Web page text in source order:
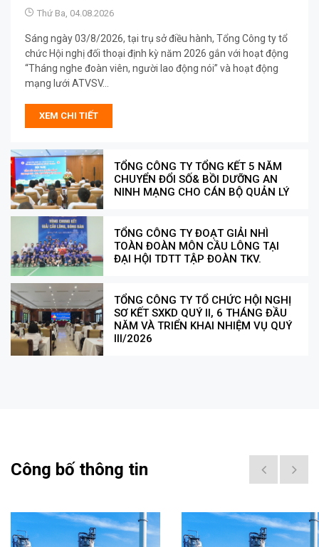
Thứ Ba, 04.08.2026
Sáng ngày 03/8/2026, tại trụ sở điều hành, Tổng Công ty tổ
chức Hội nghị đối thoại định kỳ năm 2026 gắn với hoạt động
“Tháng nghe đoàn viên, người lao động nói” và hoạt động
mạng lưới ATVSV...
XEM CHI TIẾT
TỔNG CÔNG TY TỔNG KẾT 5 NĂM
CHUYỂN ĐỔI SỐ& BỒI DƯỠNG AN
NINH MẠNG CHO CÁN BỘ QUẢN LÝ
TỔNG CÔNG TY ĐOẠT GIẢI NHÌ
TOÀN ĐOÀN MÔN CẦU LÔNG TẠI
ĐẠI HỘI TDTT TẬP ĐOÀN TKV.
TỔNG CÔNG TY TỔ CHỨC HỘI NGHỊ
SƠ KẾT SXKD QUÝ II, 6 THÁNG ĐẦU
NĂM VÀ TRIỂN KHAI NHIỆM VỤ QUÝ
III/2026
Công bố thông tin